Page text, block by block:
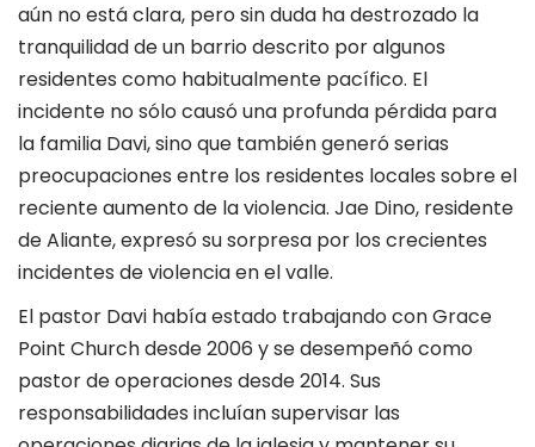
aún no está clara, pero sin duda ha destrozado la
tranquilidad de un barrio descrito por algunos
residentes como habitualmente pacífico. El
incidente no sólo causó una profunda pérdida para
la familia Davi, sino que también generó serias
preocupaciones entre los residentes locales sobre el
reciente aumento de la violencia. Jae Dino, residente
de Aliante, expresó su sorpresa por los crecientes
incidentes de violencia en el valle.
El pastor Davi había estado trabajando con Grace
Point Church desde 2006 y se desempeñó como
pastor de operaciones desde 2014. Sus
responsabilidades incluían supervisar las